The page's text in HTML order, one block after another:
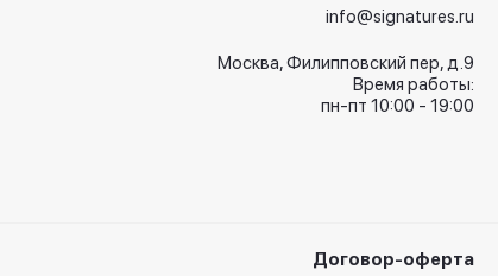
info@signatures.ru
Москва, Филипповский пер, д.9
Время работы:
пн-пт 10:00 - 19:00
Договор-оферта